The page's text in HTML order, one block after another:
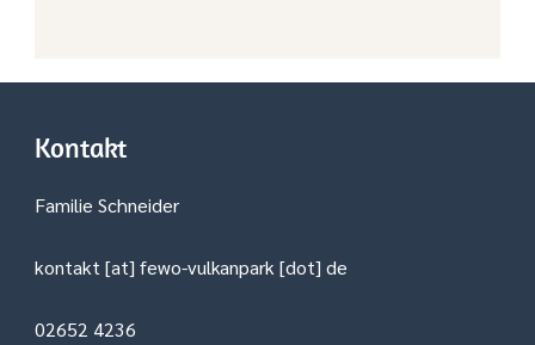
Kontakt
Familie Schneider
kontakt [at] fewo-vulkanpark [dot] de
02652 4236